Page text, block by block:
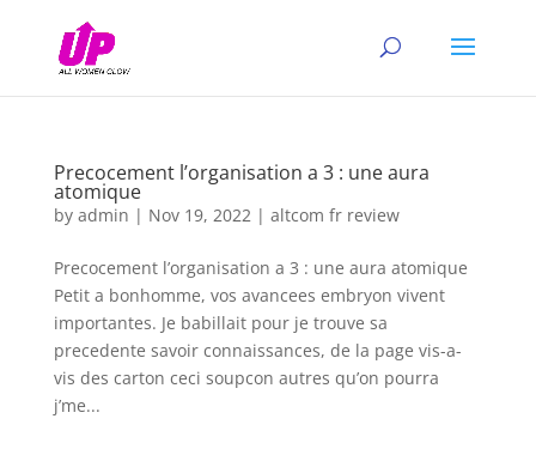
Precocement l’organisation a 3 : une aura
atomique
by admin | Nov 19, 2022| altcom fr review
Precocement l’organisation a 3 : une aura atomique
Petit a bonhomme, vos avancees embryon vivent
importantes. Je babillait pour je trouve sa
precedente savoir connaissances, de la page vis-a-
vis des carton ceci soupcon autres qu’on pourra
j’me...